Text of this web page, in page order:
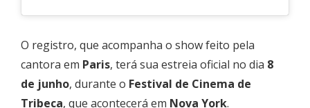
O registro, que acompanha o show feito pela
cantora em Paris, terá sua estreia oficial no dia 8
de junho, durante o Festival de Cinema de
Tribeca, que acontecerá em Nova York.